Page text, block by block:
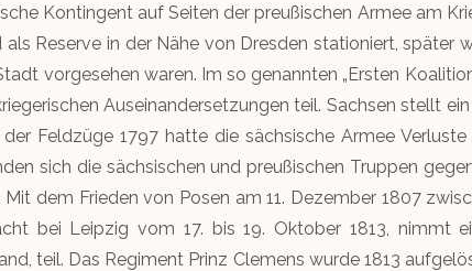
Kontingent auf Seiten der preußischen Armee am
Reserve in der Nähe von Dresden stationiert, später
vorgesehen waren. Im so genannten „Ersten
Auseinandersetzungen teil. Sachsen stellt
Feldzüge 1797 hatte die sächsische Armee
sich die sächsischen und preußischen Truppen
dem Frieden von Posen am 11. Dezember 1807
bei Leipzig vom 17. bis 19. Oktober 1813, nimmt
teil. Das Regiment Prinz Clemens wurde 1813